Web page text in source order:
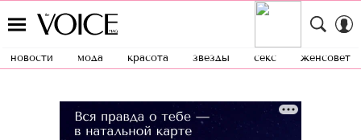
новости мода красота звезды секс женсовет